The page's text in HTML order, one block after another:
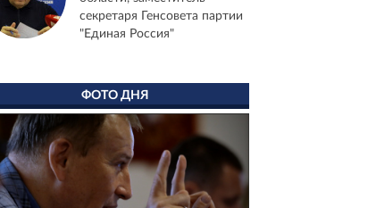
секретаря Генсовета партии
"Единая Россия"
ФОТО ДНЯ